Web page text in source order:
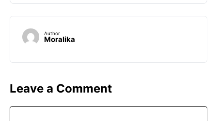
Author
Moralika
Leave a Comment